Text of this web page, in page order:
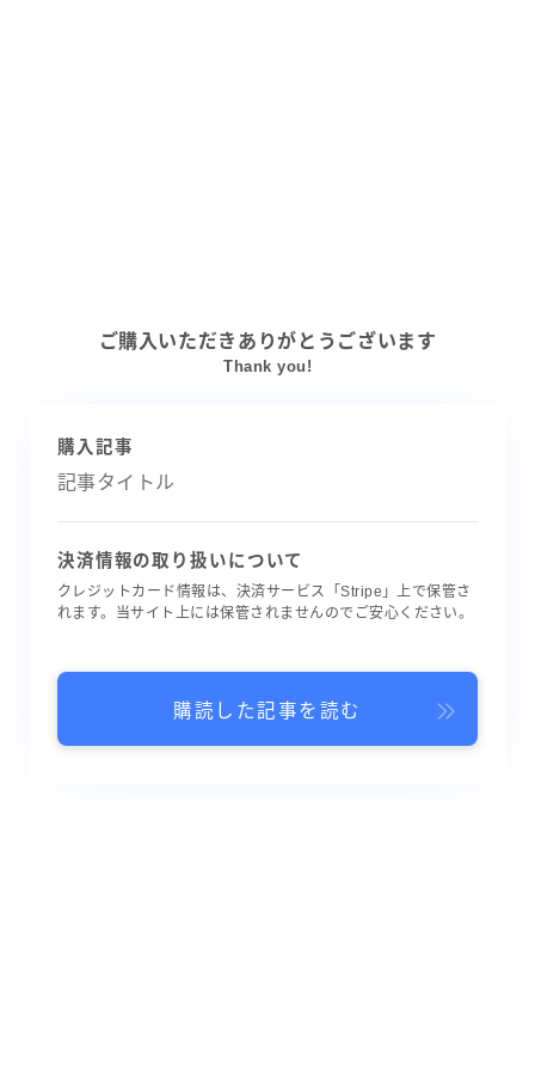
ご購入いただきありがとうございます
Thank you!
購入記事
記事タイトル
決済情報の取り扱いについて
クレジットカード情報は、決済サービス「Stripe」上で保管さ
れます。当サイト上には保管されませんのでご安心ください。
購読した記事を読む